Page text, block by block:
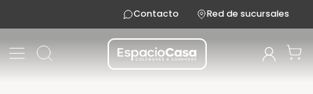
Contacto Red de sucursales